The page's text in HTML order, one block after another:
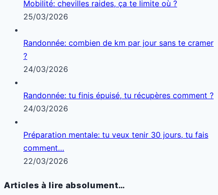
Mobilité: chevilles raides, ça te limite où ?
25/03/2026
Randonnée: combien de km par jour sans te cramer
?
24/03/2026
Randonnée: tu finis épuisé, tu récupères comment ?
24/03/2026
Préparation mentale: tu veux tenir 30 jours, tu fais
comment…
22/03/2026
Articles à lire absolument…